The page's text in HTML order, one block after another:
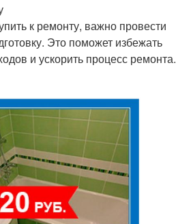
к ремонту, важно провести
Это поможет избежать
и ускорить процесс ремонта.